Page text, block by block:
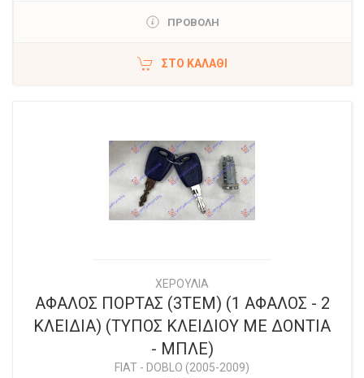
ΠΡΟΒΟΛΗ
ΣΤΟ ΚΑΛΆΘΙ
ΧΕΡΟΥΛΙΑ
ΑΦΑΛΟΣ ΠΟΡΤΑΣ (3ΤΕΜ) (1 ΑΦΑΛΟΣ - 2
ΚΛΕΙΔΙΑ) (ΤΥΠΟΣ ΚΛΕΙΔΙΟΥ ΜΕ ΔΟΝΤΙΑ
- ΜΠΛΕ)
FIAT - DOBLO (2005-2009)